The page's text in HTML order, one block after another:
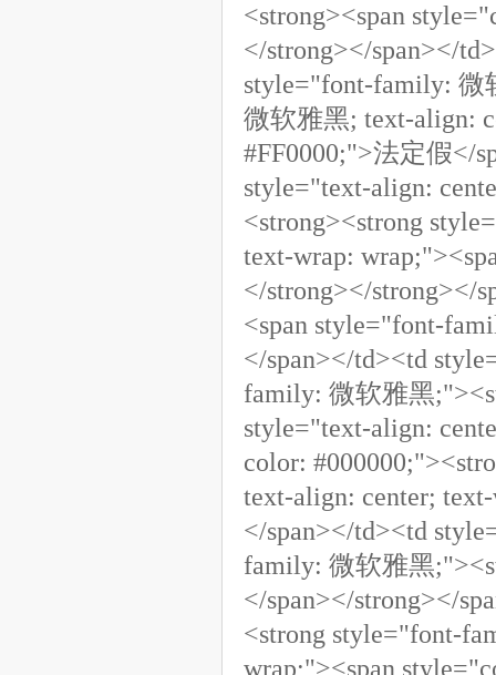
<strong><span
</strong></span></
style="font-family: 微
微软雅黑; text-align:
#FF0000;">法定假</
style="text-align:
<strong><strong
text-wrap:
</strong></strong></
<span style="font-
</span></td><td
family: 微软雅黑
style="text-align:
color:
text-align: center;
</span></td><td
family: 微软雅黑
</span></strong></
<strong style="font-
wrap;"><span